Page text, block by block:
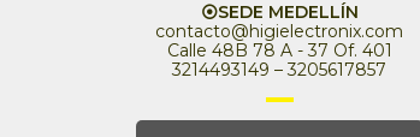
⦿SEDE MEDELLÍN
contacto@higielectronix.com
Calle 48B 78 A - 37 Of. 401
3214493149 – 3205617857